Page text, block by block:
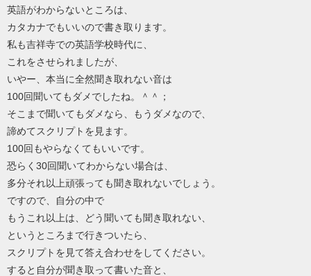
英語がわからないところは、
カタカナでもいいので書き取ります。
私も吉祥寺での英語学校時代に、
これをさせられましたが、
いやー、本当に全然聞き取れない音は
100回聞いてもダメでしたね。＾＾；
そこまで聞いてもダメなら、もうダメなので、
諦めてスクリプトを見ます。
100回もやらなくてもいいです。
恐らく30回聞いてわからない場合は、
多分それ以上頑張っても聞き取れないでしょう。
ですので、自分の中で
もうこれ以上は、どう聞いても聞き取れない、
というところまで行きついたら、
スクリプトを見て答え合わせをしてください。
すると自分が聞き取って書いた音と、